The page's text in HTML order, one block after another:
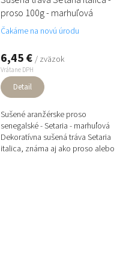
proso 100g - marhuľová
Čakáme na novú úrodu
6,45 € / zväzok
Vrátane DPH
Detail
Sušené aranžérske proso
senegalské - Setaria - marhuľová
Dekoratívna sušená tráva Setaria
italica, známa aj ako proso alebo